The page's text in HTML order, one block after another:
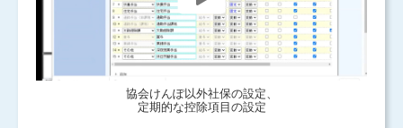
協会けんぽ以外社保の設定、
定期的な控除項目の設定